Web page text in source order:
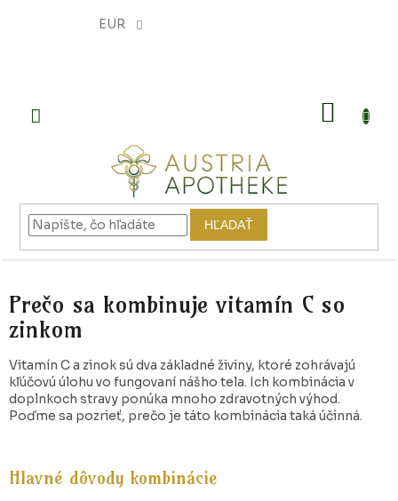
EUR
HĽADAŤ
Prečo sa kombinuje vitamín C so
zinkom
Vitamín C a zinok sú dva základné živiny, ktoré zohrávajú
kľúčovú úlohu vo fungovaní nášho tela. Ich kombinácia v
doplnkoch stravy ponúka mnoho zdravotných výhod.
Poďme sa pozrieť, prečo je táto kombinácia taká účinná.
Hlavné dôvody kombinácie